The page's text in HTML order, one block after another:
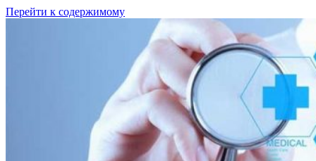
Перейти к содержимому